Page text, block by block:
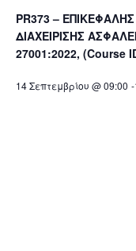
PR373 –
ΔΙΑΧΕΙΡΙΣΗΣ
27001:2022, (Course
14 Σεπτεμβρίου @ 09:00 -